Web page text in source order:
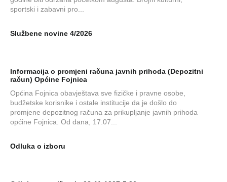
sportski i zabavni pro...
Službene novine 4/2026
Informacija o promjeni računa javnih prihoda (Depozitni
račun) Općine Fojnica
Općina Fojnica obavještava sve fizičke i pravne osobe,
budžetske korisnike i ostale institucije da je došlo do
promjene depozitnog računa za prikupljanje javnih prihoda
općine Fojnica. Od dana, 17.07...
Odluka o izboru